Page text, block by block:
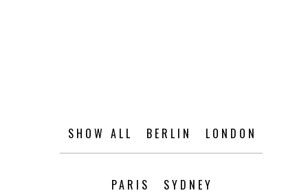
SHOW ALL BERLIN LONDON
PARIS SYDNEY